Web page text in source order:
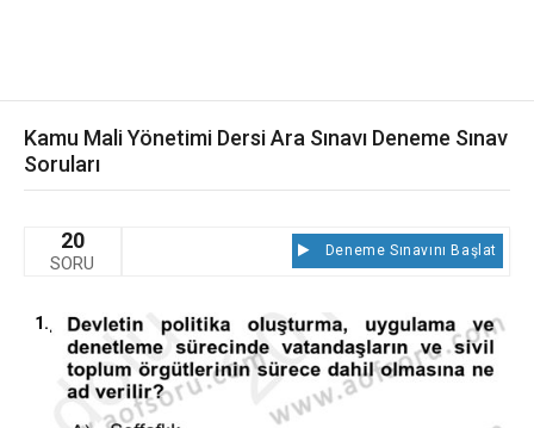
Kamu Mali Yönetimi Dersi Ara Sınavı Deneme Sınav
Soruları
20
SORU
Deneme Sınavını Başlat
1.